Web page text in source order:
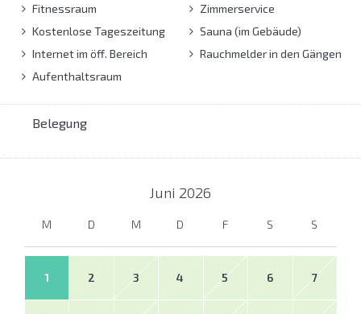
Fitnessraum
Kostenlose Tageszeitung
Internet im öff. Bereich
Aufenthaltsraum
Zimmerservice
Sauna (im Gebäude)
Rauchmelder in den Gängen
Belegung
Juni 2026
M D M D F S S
1 2 3 4 5 6 7